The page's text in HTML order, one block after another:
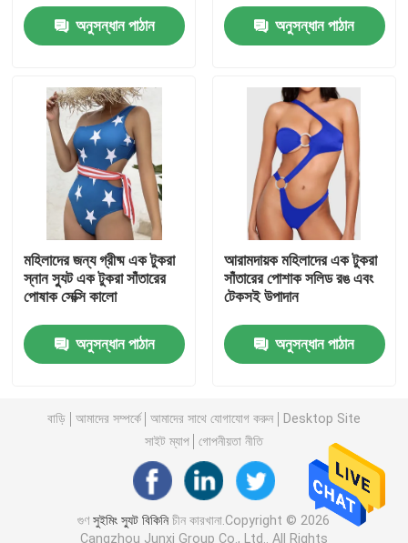
আমাদের সাথে যোগাযোগ করুন
সব ক্ষেত্রেই
উদ্ধৃতির জন্য আবেদন
সুইমিং স্যুট বিকিনি
মেয়েদের সুইমিং স্যুট
পুরুষদের সুইমিং ট্রাঙ্কস
মহিলা সেক্সি অন্তর্বাস সেট
মুসলিম সাঁতারের পোষাক
থ্রি পিস সাঁতারের পোষাক
অনুসন্ধান পাঠান অনুসন্ধান পাঠান
মহিলাদের জন্য গ্রীষ্ম এক টুকরা
স্নান স্যুট এক টুকরা সাঁতারের
পোষাক সেক্সি কালো
অনুসন্ধান পাঠান
আরামদায়ক মহিলাদের এক টুকরা
সাঁতারের পোশাক সলিড রঙ এবং
টেকসই উপাদান
অনুসন্ধান পাঠান
বাড়ি আমাদের সম্পর্কে আমাদের সাথে যোগাযোগ করুন
Desktop Site
সাইট ম্যাপ
গোপনীয়তা নীতি
গুণসুইমিং স্যুট বিকিনিচীন কারখানা.Copyright © 2026
Cangzhou Junxi Group Co., Ltd.. All Rights